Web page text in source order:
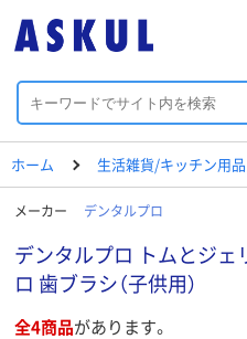
ホーム 生活雑貨/キッチン用品
メーカー デンタルプロ
デンタルプロ トムとジ
ロ 歯ブラシ（子供用）
全4商品があります。